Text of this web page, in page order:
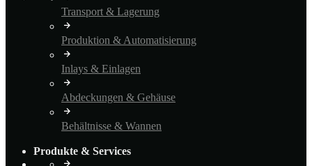
Transport & Lagerung
Produktion & Automatisierung
Inlays & Einlagen
Abdeckungen & Gehäuse
Behältnisse & Wannen
Produkte & Services